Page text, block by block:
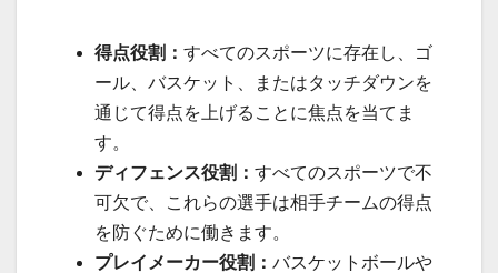
得点役割： すべてのスポーツに存在し、ゴ
ール、バスケット、またはタッチダウンを
通じて得点を上げることに焦点を当てま
す。
ディフェンス役割： すべてのスポーツで不
可欠で、これらの選手は相手チームの得点
を防ぐために働きます。
プレイメーカー役割： バスケットボールや